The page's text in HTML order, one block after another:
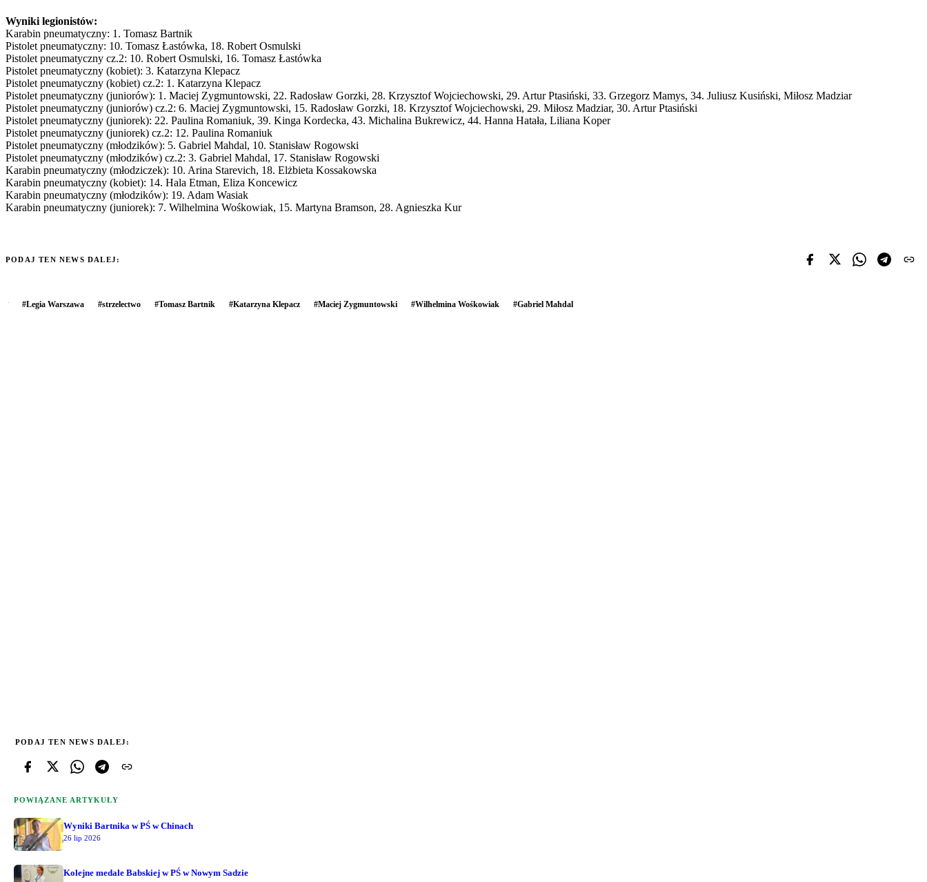
Wyniki legionistów:
Karabin pneumatyczny: 1. Tomasz Bartnik
Pistolet pneumatyczny: 10. Tomasz Łastówka, 18. Robert Osmulski
Pistolet pneumatyczny cz.2: 10. Robert Osmulski, 16. Tomasz Łastówka
Pistolet pneumatyczny (kobiet): 3. Katarzyna Klepacz
Pistolet pneumatyczny (kobiet) cz.2: 1. Katarzyna Klepacz
Pistolet pneumatyczny (juniorów): 1. Maciej Zygmuntowski, 22. Radosław Gorzki, 28. Krzysztof Wojciechowski, 29. Artur Ptasiński, 33. Grzegorz Mamys, 34. Juliusz Kusiński, Miłosz Madziar
Pistolet pneumatyczny (juniorów) cz.2: 6. Maciej Zygmuntowski, 15. Radosław Gorzki, 18. Krzysztof Wojciechowski, 29. Miłosz Madziar, 30. Artur Ptasiński
Pistolet pneumatyczny (juniorek): 22. Paulina Romaniuk, 39. Kinga Kordecka, 43. Michalina Bukrewicz, 44. Hanna Hatała, Liliana Koper
Pistolet pneumatyczny (juniorek) cz.2: 12. Paulina Romaniuk
Pistolet pneumatyczny (młodzików): 5. Gabriel Mahdal, 10. Stanisław Rogowski
Pistolet pneumatyczny (młodzików) cz.2: 3. Gabriel Mahdal, 17. Stanisław Rogowski
Karabin pneumatyczny (młodziczek): 10. Arina Starevich, 18. Elżbieta Kossakowska
Karabin pneumatyczny (kobiet): 14. Hala Etman, Eliza Koncewicz
Karabin pneumatyczny (młodzików): 19. Adam Wasiak
Karabin pneumatyczny (juniorek): 7. Wilhelmina Wośkowiak, 15. Martyna Bramson, 28. Agnieszka Kur
PODAJ TEN NEWS DALEJ:
#Legia Warszawa #strzelectwo #Tomasz Bartnik #Katarzyna Klepacz #Maciej Zygmuntowski #Wilhelmina Wośkowiak #Gabriel Mahdal
PODAJ TEN NEWS DALEJ:
POWIĄZANE ARTYKUŁY
Wyniki Bartnika w PŚ w Chinach
26 lip 2026
Kolejne medale Babskiej w PŚ w Nowym Sadzie